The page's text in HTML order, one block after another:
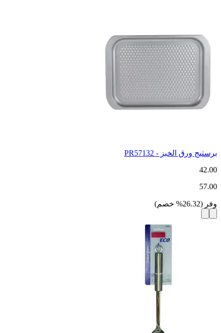
برستيج ورق الخبز - PR57132
42.00
57.00
وفر (
26.32
% خصم)